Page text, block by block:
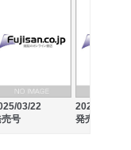
03/22
号
2025/02/07
発売号